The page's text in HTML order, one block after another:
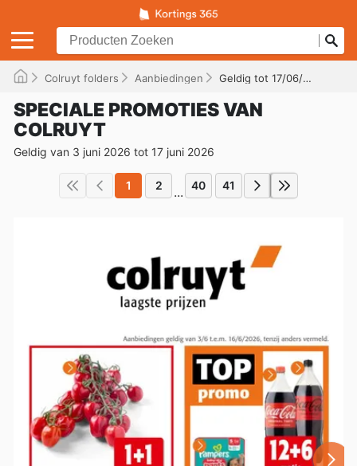
Colruyt folders Aanbiedingen Geldig tot 17/06/2026
SPECIALE PROMOTIES VAN
COLRUYT
Geldig van 3 juni 2026 tot 17 juni 2026
1 2 ... 40 41